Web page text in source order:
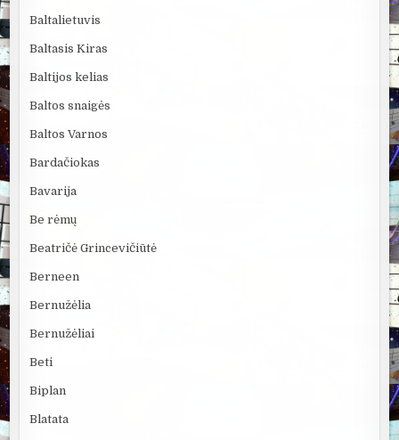
Baltalietuvis
Baltasis Kiras
Baltijos kelias
Baltos snaigės
Baltos Varnos
Bardačiokas
Bavarija
Be rėmų
Beatričė Grincevičiūtė
Berneen
Bernužėlia
Bernužėliai
Beti
Biplan
Blatata